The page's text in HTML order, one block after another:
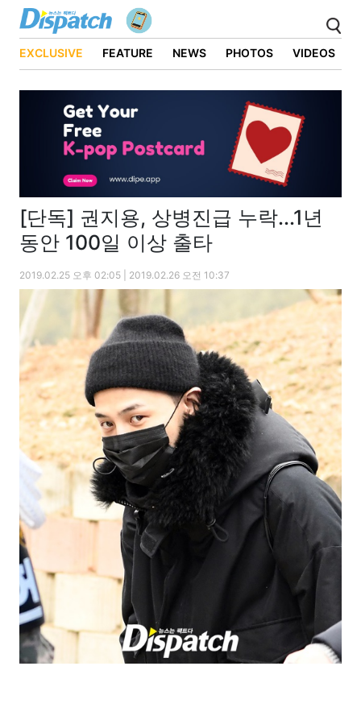
EXCLUSIVE FEATURE NEWS PHOTOS VIDEOS
[단독] 권지용, 상병진급 누락...1년
동안 100일 이상 출타
2019.02.25 오후 02:05 | 2019.02.26 오전 10:37